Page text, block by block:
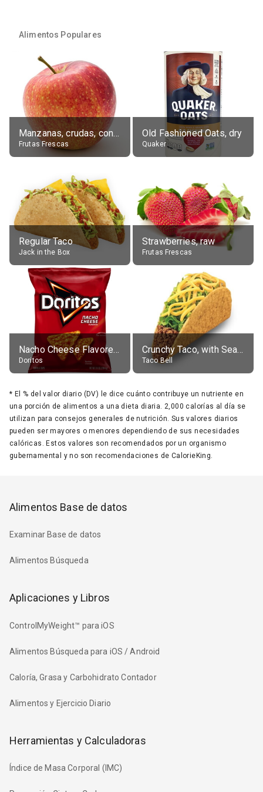
Alimentos Populares
Manzanas, crudas, con piel
Frutas Frescas
Old Fashioned Oats, dry
Quaker
Regular Taco
Jack in the Box
Strawberries, raw
Frutas Frescas
Nacho Cheese Flavored Tortilla Chips
Doritos
Crunchy Taco, with Seasoned Beef
Taco Bell
* El % del valor diario (DV) le dice cuánto contribuye un nutriente en
una porción de alimentos a una dieta diaria. 2,000 calorías al día se
utilizan para consejos generales de nutrición. Sus valores diarios
pueden ser mayores o menores dependiendo de sus necesidades
calóricas. Estos valores son recomendados por un organismo
gubernamental y no son recomendaciones de CalorieKing.
Alimentos Base de datos
Examinar Base de datos
Alimentos Búsqueda
Aplicaciones y Libros
ControlMyWeight™ para iOS
Alimentos Búsqueda para iOS / Android
Caloría, Grasa y Carbohidrato Contador
Alimentos y Ejercicio Diario
Herramientas y Calculadoras
Índice de Masa Corporal (IMC)